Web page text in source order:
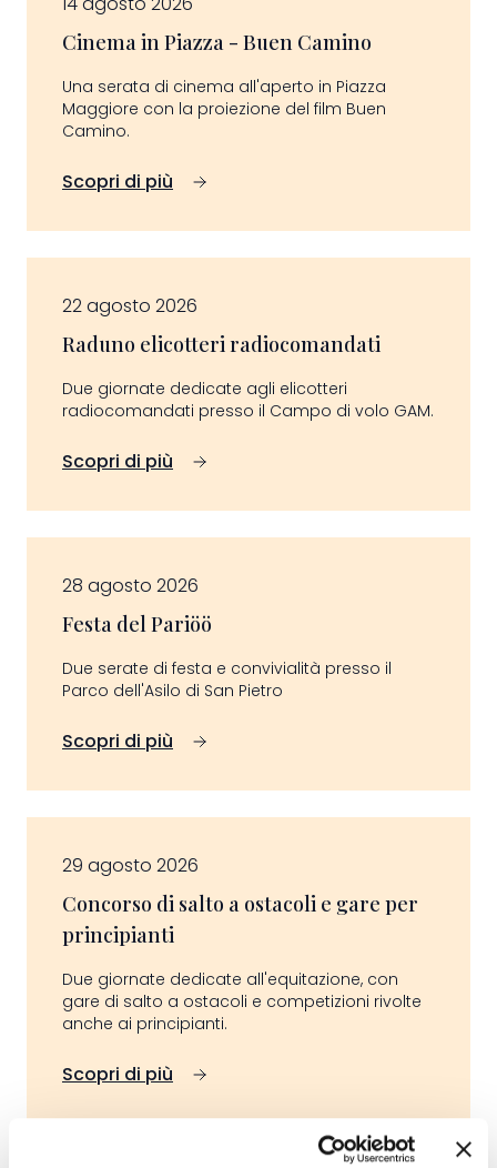
Cinema in Piazza - Buen Camino
Una serata di cinema all'aperto in Piazza
Maggiore con la proiezione del film Buen
Camino.
Scopri di più
22 agosto 2026
Raduno elicotteri radiocomandati
Due giornate dedicate agli elicotteri
radiocomandati presso il Campo di volo GAM.
Scopri di più
28 agosto 2026
Festa del Pariöö
Due serate di festa e convivialità presso il
Parco dell'Asilo di San Pietro
Scopri di più
29 agosto 2026
Concorso di salto a ostacoli e gare per
principianti
Due giornate dedicate all'equitazione, con
gare di salto a ostacoli e competizioni rivolte
anche ai principianti.
Scopri di più